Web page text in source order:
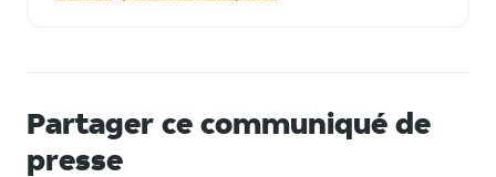
Partager ce communiqué de
presse